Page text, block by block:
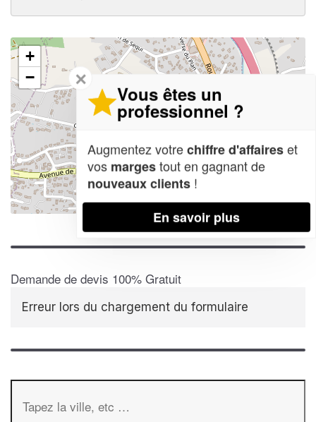
+
−
Demande de devis 100% Gratuit
Erreur lors du chargement du formulaire
✕
Vous êtes un
professionnel ?
Augmentez votrechiffre d'affaireset
vos margestout en gagnant de
nouveaux clients !
En savoir plus